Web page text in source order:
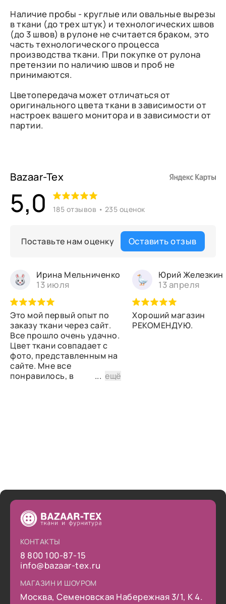
Наличие пробы - круглые или овальные вырезы
в ткани (до трех штук) и технологических швов
(до 3 швов) в рулоне не считается браком, это
часть технологического процесса
производства ткани. При покупке от рулона
претензии по наличию швов и проб не
принимаются.
Цветопередача может отличаться от
оригинального цвета ткани в зависимости от
настроек вашего монитора и в зависимости от
партии.
Bazaar-Tex
5,0 185 отзывов • 235 оценок
Поставьте нам оценку Оставить отзыв
Ирина Мельниченко
13 июля
Это мой первый опыт по
заказу ткани через сайт.
Все прошло очень удачно.
Цвет ткани совпадает с
фото, представленным на
сайте. Мне все
понравилось, в
...ещё
Юрий Железкин
13 апреля
Хороший магазин
РЕКОМЕНДУЮ.
КОНТАКТЫ
8 800 100-87-15
info@bazaar-tex.ru
МАГАЗИН И ШОУРОМ
Москва, Семеновская Набережная 3/1, К 4.